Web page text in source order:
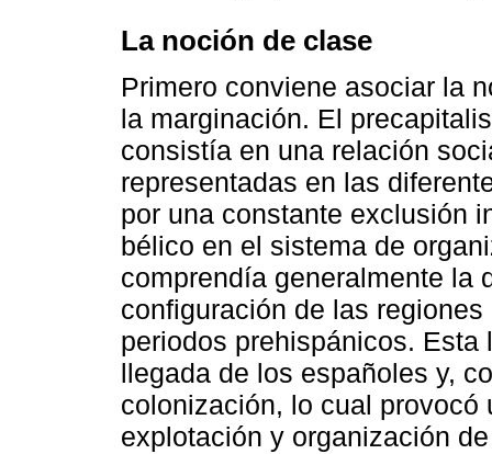
La noción de clase
Primero conviene asociar la
la marginación. El
consistía en una relación
representadas en las
por una constante exclusión
bélico en el sistema de
comprendía generalmente la
configuración de las
periodos prehispánicos.
llegada de los españoles y,
colonización, lo cual provocó
explotación y organización